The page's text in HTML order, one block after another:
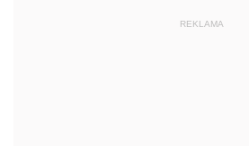
REKLAMA